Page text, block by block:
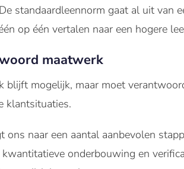
standaardleennorm gaat al uit van
op één vertalen naar een hogere
maatwerk
blijft mogelijk, maar moet
klantsituaties.
ons naar een aantal aanbevolen
kwantitatieve onderbouwing en